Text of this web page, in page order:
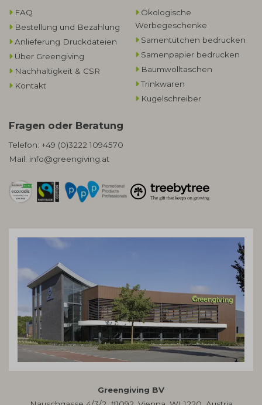
FAQ
Bestellung und Bezahlung
Anlieferung Druckdateien
Über Greengiving
Nachhaltigkeit & CSR
Kontakt
Ökologische
Werbegeschenke​
Samentütchen bedrucken
Samenpapier bedrucken
Baumwolltaschen​
Trinkwaren
Kugelschreiber
Fragen oder Beratung
Telefon: +49 (0)3222 1094570
Mail: info@greengiving.at
Greengiving BV